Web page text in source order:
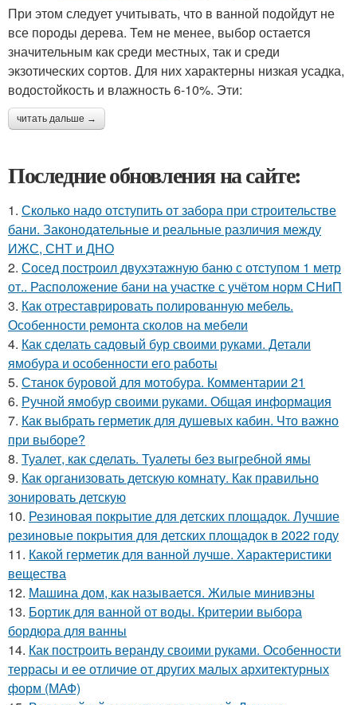
При этом следует учитывать, что в ванной подойдут не
все породы дерева. Тем не менее, выбор остается
значительным как среди местных, так и среди
экзотических сортов. Для них характерны низкая усадка,
водостойкость и влажность 6-10%. Эти:
читать дальше →
Последние обновления на сайте:
1. Сколько надо отступить от забора при строительстве
бани. Законодательные и реальные различия между
ИЖС, СНТ и ДНО
2. Сосед построил двухэтажную баню с отступом 1 метр
от.. Расположение бани на участке с учётом норм СНиП
3. Как отреставрировать полированную мебель.
Особенности ремонта сколов на мебели
4. Как сделать садовый бур своими руками. Детали
ямобура и особенности его работы
5. Станок буровой для мотобура. Комментарии 21
6. Ручной ямобур своими руками. Общая информация
7. Как выбрать герметик для душевых кабин. Что важно
при выборе?
8. Туалет, как сделать. Туалеты без выгребной ямы
9. Как организовать детскую комнату. Как правильно
зонировать детскую
10. Резиновая покрытие для детских площадок. Лучшие
резиновые покрытия для детских площадок в 2022 году
11. Какой герметик для ванной лучше. Характеристики
вещества
12. Машина дом, как называется. Жилые минивэны
13. Бортик для ванной от воды. Критерии выбора
бордюра для ванны
14. Как построить веранду своими руками. Особенности
террасы и ее отличие от других малых архитектурных
форм (МАФ)